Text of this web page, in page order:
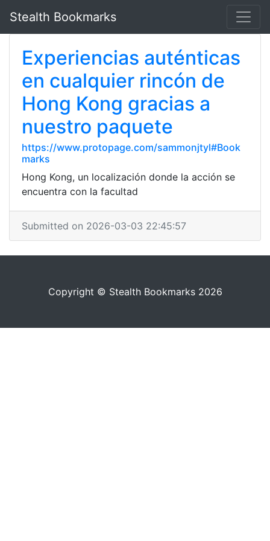
Stealth Bookmarks
Experiencias auténticas
en cualquier rincón de
Hong Kong gracias a
nuestro paquete
https://www.protopage.com/sammonjtyl#Book
marks
Hong Kong, un localización donde la acción se
encuentra con la facultad
Submitted on 2026-03-03 22:45:57
Copyright © Stealth Bookmarks 2026